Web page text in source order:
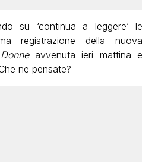
su ‘continua a leggere’ le
registrazione della nuova
avvenuta ieri mattina e
ne pensate?